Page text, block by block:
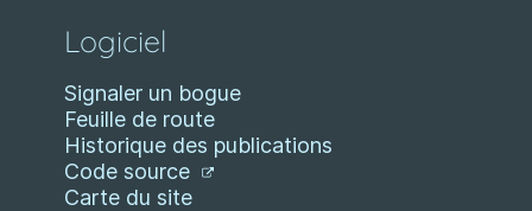
Logiciel
Signaler un bogue
Feuille de route
Historique des publications
Code source
Carte du site